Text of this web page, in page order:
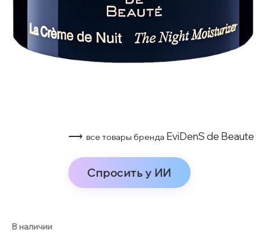
⟶ все товары бренда EviDenS de Beaute
Спросить у ИИ
В наличии